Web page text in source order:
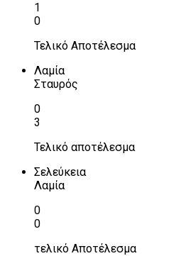
1
0
Τελικό Αποτέλεσμα
Λαμία
Σταυρός
0
3
Τελικό αποτέλεσμα
Σελεύκεια
Λαμία
0
0
τελικό Αποτέλεσμα